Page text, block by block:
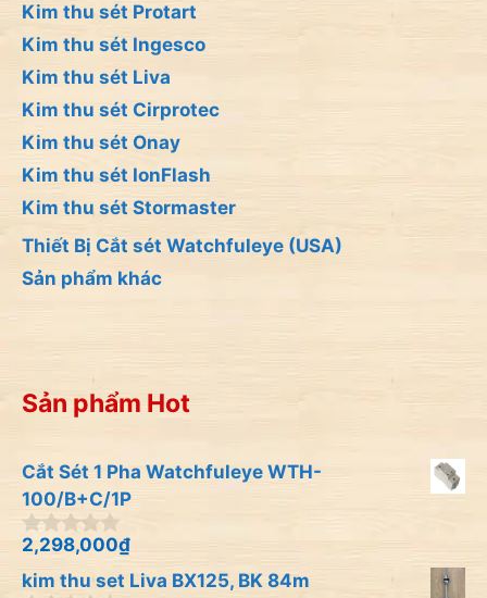
Kim thu sét Protart
Kim thu sét Ingesco
Kim thu sét Liva
Kim thu sét Cirprotec
Kim thu sét Onay
Kim thu sét IonFlash
Kim thu sét Stormaster
Thiết Bị Cắt sét Watchfuleye (USA)
Sản phẩm khác
Sản phẩm Hot
Cắt Sét 1 Pha Watchfuleye WTH-
100/B+C/1P
0
n
g
2,298,000₫
kim thu set Liva BX125, BK 84m